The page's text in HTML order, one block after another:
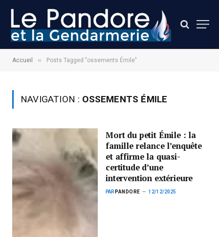
Accueil » Posts Tagged "ossements Émile"
NAVIGATION : OSSEMENTS ÉMILE
Mort du petit Émile : la
famille relance l’enquête
et affirme la quasi-
certitude d’une
intervention extérieure
PAR PANDORE 12/12/2025